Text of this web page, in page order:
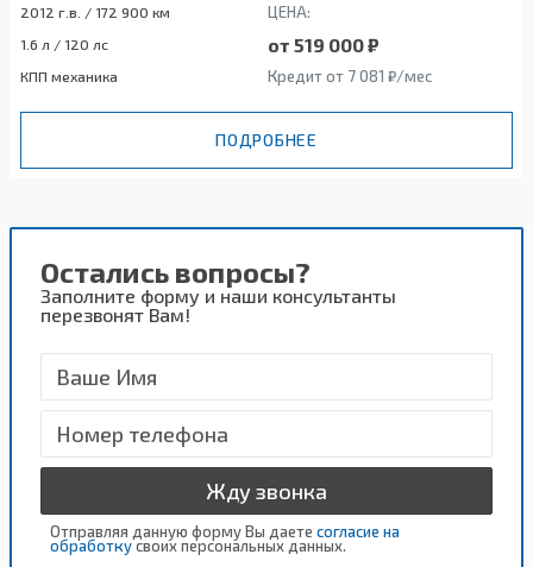
2012 г.в. / 172 900 км ЦЕНА:
1.6 л / 120 лс от 519 000 ₽
КПП механика Кредит от 7 081 ₽/мес
ПОДРОБНЕЕ
Остались вопросы?
Заполните форму и наши консультанты
перезвонят Вам!
Жду звонка
Отправляя данную форму Вы даете согласие на
обработкусвоих персональных данных.